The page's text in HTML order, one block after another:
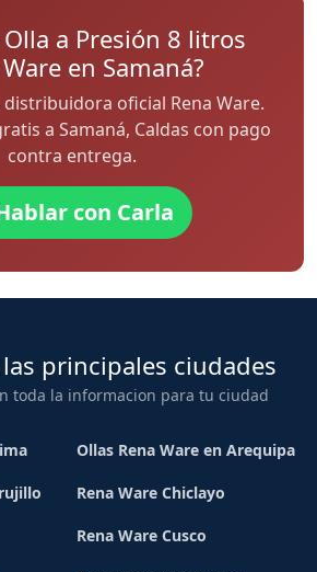
a Presión 8 litros
en Samaná?
distribuidora oficial Rena Ware.
a Samaná, Caldas con pago
contra entrega.
con Carla
las principales ciudades
toda la informacion para tu ciudad
Ollas Rena Ware en Arequipa
Rena Ware Chiclayo
Rena Ware Cusco